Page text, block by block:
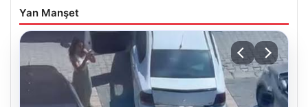
Yan Manşet